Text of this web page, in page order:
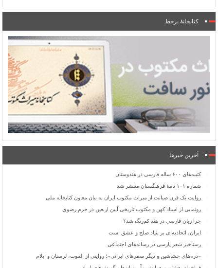
کتابخانۀ برخط
آخرین خبرها
کتیبه‌های ۶۰۰ ساله فارسی در هندوستان
شماره ۱۰۱ نامۀ فرهنگستان منتشر شد
روایت یک قرن صیانت از میراث مکتوب ایران به بیان معاون کتابخانه ملی
رونمایی از اسناد کهن و مکتوب تاریخی آیین اربعین در حرم رضوی
چرا زبان فارسی در هند کم‌رنگ شد؟
ایران، اتحادیه‌ای بر بنیاد صلح و عشق است
رستاخیز شعر پارسی در رسانه‌های اجتماعی
«دره‌های حشاشین و دیگر سفرهای ایرانی»؛ روایتی از الموت، لرستان و ایلام